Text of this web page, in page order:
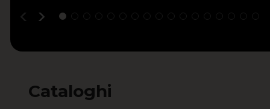
Cataloghi